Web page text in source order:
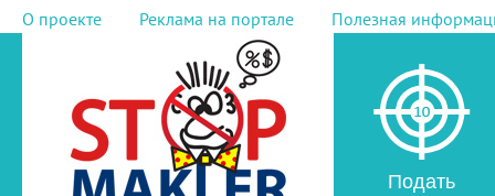
О проекте Реклама на портале Полезная
Подать